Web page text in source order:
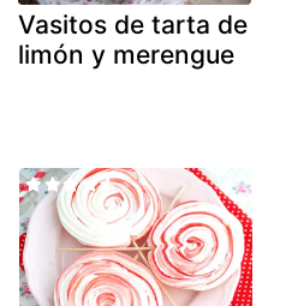
Vasitos de tarta de
limón y merengue